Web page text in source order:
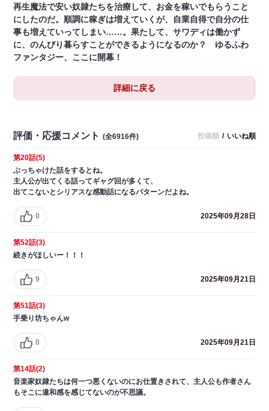
再生魔法で安い奴隷たちを治療して、お金を稼いでもらうこと
にしたのだ。順調に稼ぎは増えていくが、自業自得で自分の仕
事も増えていってしまい……。果たして、サワディは働かず
に、のんびり暮らすことができるようになるのか？ ゆるふわ
ファンタジー、ここに開幕！
詳細に戻る
評価・応援コメント (全6916件) 投稿順 / いいね順
第20話(5)
ぶっちゃけた話をするとね。
主人公が出てくる話ってギャグ回が多くて、
出てこないとシリアスな感動話になるパターンだよね。
0 2025年09月28日
第52話(3)
続きがほしいー！！！
9 2025年09月21日
第51話(3)
手乗り坊ちゃんw
0 2025年09月21日
第14話(2)
音楽家奴隷たちは何一つ悪くないのにお仕置きされて、主人公も作者さん
もそこに違和感を感じてないのが不思議。